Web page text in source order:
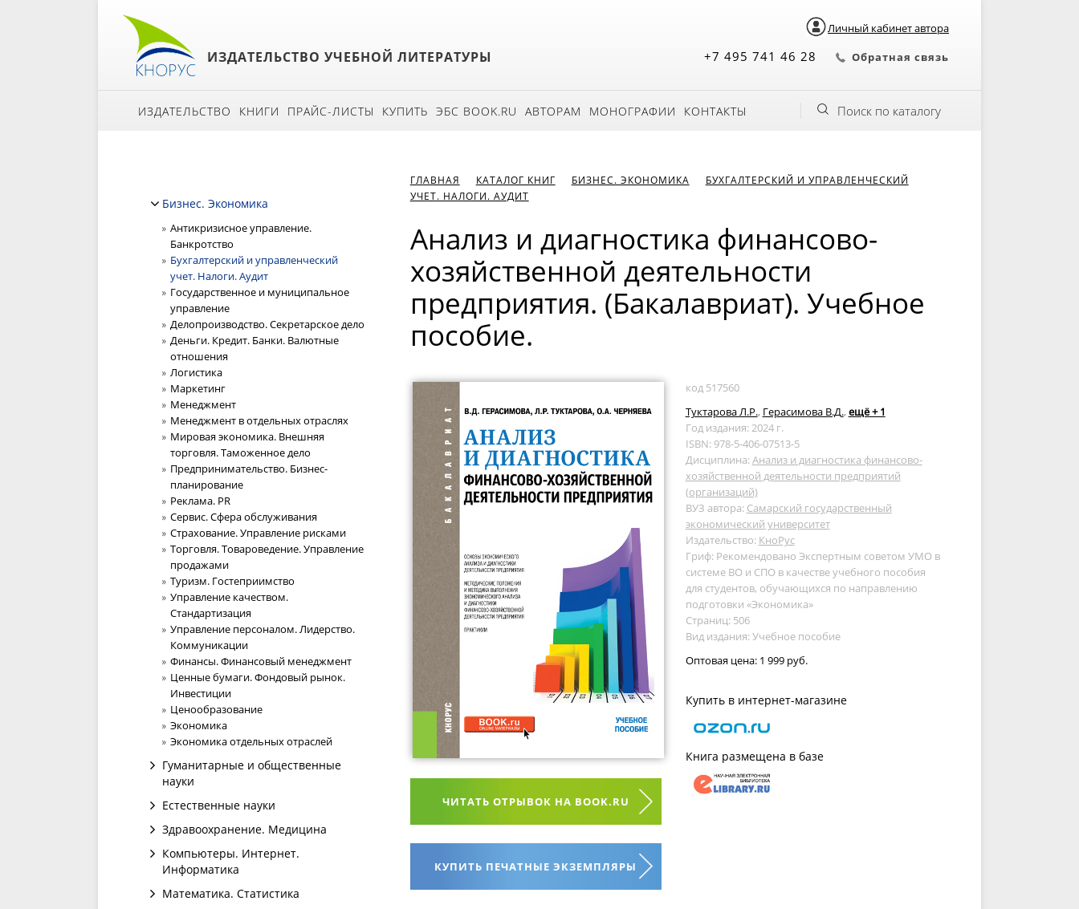
Личный кабинет автора
ИЗДАТЕЛЬСТВО УЧЕБНОЙ ЛИТЕРАТУРЫ +7 495 741 46 28 Обратная связь
ИЗДАТЕЛЬСТВО КНИГИ ПРАЙС-ЛИСТЫ КУПИТЬ ЭБС BOOK.RU АВТОРАМ МОНОГРАФИИ КОНТАКТЫ Поиск по каталогу
Бизнес. Экономика
Антикризисное управление.
Банкротство
Бухгалтерский и управленческий
учет. Налоги. Аудит
Государственное и муниципальное
управление
Делопроизводство. Секретарское дело
Деньги. Кредит. Банки. Валютные
отношения
Логистика
Маркетинг
Менеджмент
Менеджмент в отдельных отраслях
Мировая экономика. Внешняя
торговля. Таможенное дело
Предпринимательство. Бизнес-
планирование
Реклама. PR
Сервис. Сфера обслуживания
Страхование. Управление рисками
Торговля. Товароведение. Управление
продажами
Туризм. Гостеприимство
Управление качеством.
Стандартизация
Управление персоналом. Лидерство.
Коммуникации
Финансы. Финансовый менеджмент
Ценные бумаги. Фондовый рынок.
Инвестиции
Ценообразование
Экономика
Экономика отдельных отраслей
Гуманитарные и общественные
науки
Естественные науки
Здравоохранение. Медицина
Компьютеры. Интернет.
Информатика
Математика. Статистика
ГЛАВНАЯ КАТАЛОГ КНИГ БИЗНЕС. ЭКОНОМИКА
БУХГАЛТЕРСКИЙ И УПРАВЛЕНЧЕСКИЙ
УЧЕТ. НАЛОГИ. АУДИТ
Анализ и диагностика финансово-
хозяйственной деятельности
предприятия. (Бакалавриат). Учебное
пособие.
ЧИТАТЬ ОТРЫВОК НА BOOK.RU
КУПИТЬ ПЕЧАТНЫЕ ЭКЗЕМПЛЯРЫ
код 517560
Туктарова Л.Р., Герасимова В.Д., ещё + 1
Год издания: 2024 г.
ISBN: 978-5-406-07513-5
Дисциплина:Анализ и диагностика финансово-
хозяйственной деятельности предприятий
(организаций)
ВУЗ автора: Самарский государственный
экономический университет
Издательство: КноРус
Гриф: Рекомендовано Экспертным советом УМО в
системе ВО и СПО в качестве учебного пособия
для студентов, обучающихся по направлению
подготовки «Экономика»
Страниц: 506
Вид издания: Учебное пособие
Оптовая цена: 1 999 руб.
Купить в интернет-магазине
Книга размещена в базе